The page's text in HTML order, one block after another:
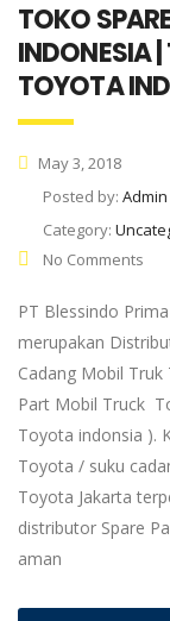
TOKO
INDONESIA
TOYOTA
May 3, 2018
Posted by: Admin
Category:
No Comments
PT Blessindo
merupakan
Cadang Mobil
Part Mobil Truck
Toyota indonsia ).
Toyota / suku
Toyota Jakarta
distributor Spare
aman